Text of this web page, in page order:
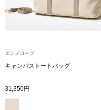
ク
ーブルウェア
エンメローズ
キャンバストートバッグ
31,350円